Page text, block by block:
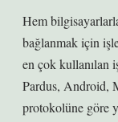
Hem
bağlanmak için
en çok kullanılan
Pardus, Android,
protokolüne göre